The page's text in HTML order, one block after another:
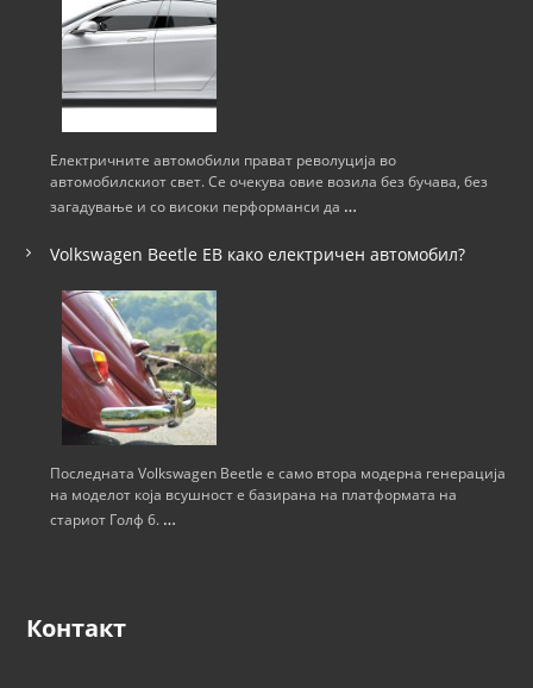
Електричните автомобили прават револуција во
автомобилскиот свет. Се очекува овие возила без бучава, без
загадување и со високи перформанси да …
Volkswagen Beetle ЕВ како електричен автомобил?
Последната Volkswagen Beetle е само втора модерна генерација
на моделот која всушност е базирана на платформата на
стариот Голф 6. …
Контакт